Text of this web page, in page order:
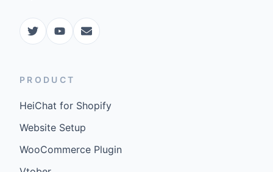
PRODUCT
HeiChat for Shopify
Website Setup
WooCommerce Plugin